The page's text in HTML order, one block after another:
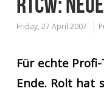
Friday, 27 April 2007
Für echte
Ende. Rolt hat